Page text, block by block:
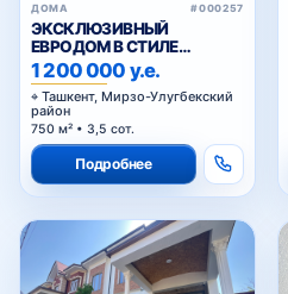
ДОМА #000257
ЭКСКЛЮЗИВНЫЙ
ЕВРОДОМ В СТИЛЕ
НЕОКЛАССИК
1 200 000 у.е.
Ташкент, Мирзо-Улугбекский
район
750 м² • 3,5 сот.
Подробнее